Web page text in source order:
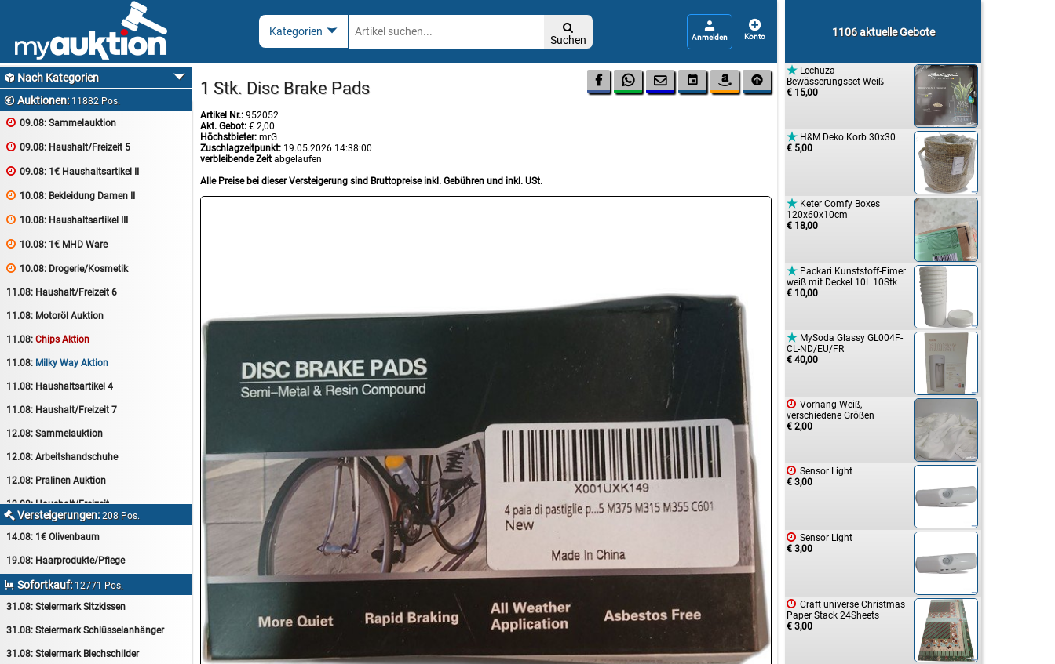

Suchen
 
 Nach Kategorien
 Auktionen: 11882 Pos.
 09.08: Sammelauktion
 09.08: Haushalt/Freizeit 5
 09.08: 1€ Haushaltsartikel II
 10.08: Bekleidung Damen II
 10.08: Haushaltsartikel III
 10.08: 1€ MHD Ware
 10.08: Drogerie/Kosmetik
11.08: Haushalt/Freizeit 6
11.08: Motoröl Auktion
11.08: Chips Aktion
11.08: Milky Way Aktion
11.08: Haushaltsartikel 4
11.08: Haushalt/Freizeit 7
12.08: Sammelauktion
12.08: Arbeitshandschuhe
12.08: Pralinen Auktion
12.08:Haushalt/Freizeit
12.08:Haushaltsartikel 5
13.08:Haushalt/Freizeit II
13.08:Haushaltsartikel 6
 Versteigerungen:208 Pos.
14.08: 1€ Olivenbaum
19.08: Haarprodukte/Pflege
 Sofortkauf: 12771 Pos.
31.08: Steiermark Sitzkissen
31.08: Steiermark Schlüsselanhänger
31.08: Steiermark Blechschilder
1106 aktuelle Gebote
 Lechuza -
Bewässerungsset Weiß
€ 15,00
 H&M Deko Korb 30x30
€ 5,00
 Keter Comfy Boxes
120x60x10cm
€ 18,00
 Packari Kunststoff-Eimer
weiß mit Deckel 10L 10Stk
€ 10,00
 MySoda Glassy GL004F-
CL-ND/EU/FR
€ 40,00
 Vorhang Weiß,
verschiedene Größen
€ 2,00
 Sensor Light
€ 3,00
 Sensor Light
€ 3,00
 Craft universe Christmas
Paper Stack 24Sheets
€ 3,00
     
1 Stk. Disc Brake Pads
Artikel Nr.: 952052
Akt. Gebot: € 2,00
Höchstbieter: mrG
Zuschlagzeitpunkt: 19.05.2026 14:38:00
verbleibende Zeit abgelaufen
Alle Preise bei dieser Versteigerung sind Bruttopreise inkl. Gebühren und inkl. USt.